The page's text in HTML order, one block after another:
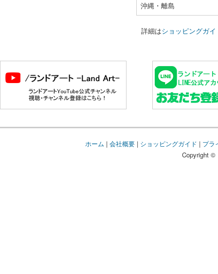
沖縄・離島
詳細はショッピングガイ
ホーム | 会社概要| ショッピングガイド | プラ
Copyright ©